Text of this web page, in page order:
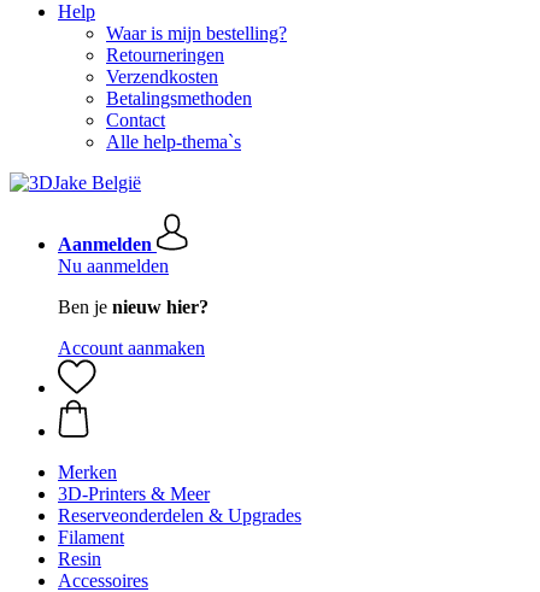
Help
Waar is mijn bestelling?
Retourneringen
Verzendkosten
Betalingsmethoden
Contact
Alle help-thema`s
Aanmelden
Nu aanmelden
Ben je nieuw hier?
Account aanmaken
Merken
3D-Printers & Meer
Reserveonderdelen & Upgrades
Filament
Resin
Accessoires